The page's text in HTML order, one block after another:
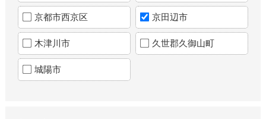
京都市西京区 京田辺市
木津川市 久世郡久御山町
城陽市